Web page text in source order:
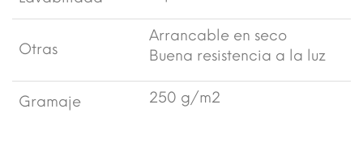
Otras
Arrancable en seco
Buena resistencia a la luz
Gramaje 250 g/m2